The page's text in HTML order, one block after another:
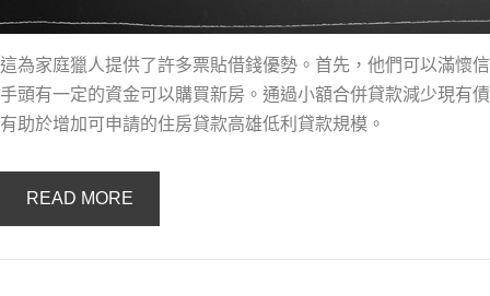
這為家庭獵人提供了許多票貼借錢優勢。首先，他們可以滿懷
手頭有一定的資金可以購買新房。通過小額合併貸款減少現有
有助於增加可申請的住房貸款高雄低利貸款規模。
READ MORE